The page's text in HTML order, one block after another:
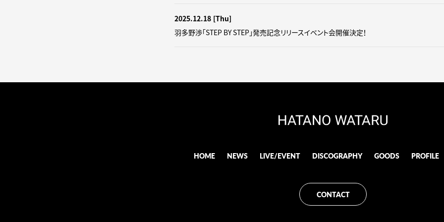
2025.12.18 [Thu]
羽多野渉「STEP BY STEP」発売記念リリースイベント会開催決定！
HOME NEWS LIVE/EVENT DISCOGRAPHY GOODS PROFILE
CONTACT